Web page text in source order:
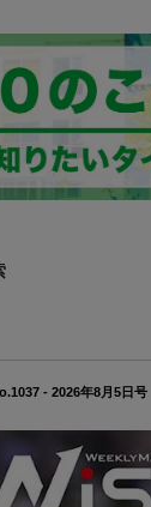
- 2026年8月5日号